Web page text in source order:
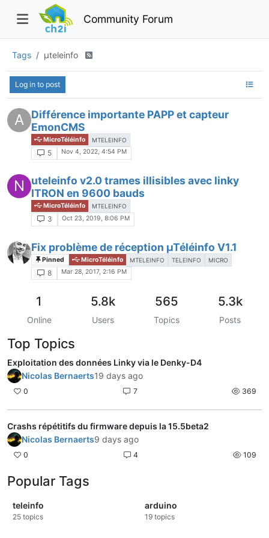
Community Forum
Tags µteleinfo
Log in to post
A
Différence importante PAPP et capteur
EmonCMS
MicroTéléinfo ΜTELEINFO
5 Nov 4, 2022, 4:54 PM
N
uteleinfo v2.0 trames illisibles avec linky
ITRON en 9600 bauds
MicroTéléinfo ΜTELEINFO
3 Oct 23, 2019, 8:06 PM
Fix problème de réception µTéléinfo V1.1
Pinned MicroTéléinfo ΜTELEINFO TELEINFO MICRO
8 Mar 28, 2017, 2:16 PM
1
Online
5.8k
Users
565
Topics
5.3k
Posts
Top Topics
Exploitation des données Linky via le Denky-D4
Nicolas Bernaerts19 days ago
0 7 369
Crashs répétitifs du firmware depuis la 15.5beta2
Nicolas Bernaerts9 days ago
0 4 109
Popular Tags
teleinfo
25 topics
arduino
19 topics